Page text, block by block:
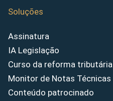
Soluções
Assinatura
IA Legislação
Curso da reforma tributária
Monitor de Notas Técnicas
Conteúdo patrocinado